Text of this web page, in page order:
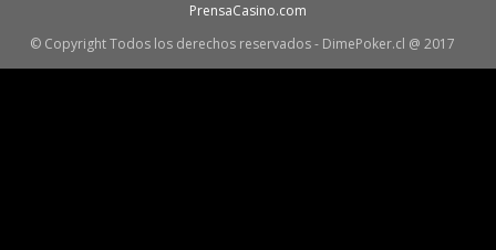
PrensaCasino.com
© Copyright Todos los derechos reservados - DimePoker.cl @ 2017